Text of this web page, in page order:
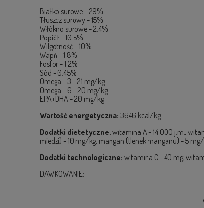
Białko surowe - 29%
Tłuszcz surowy - 15%
Włókno surowe - 2.4%
Popiół - 10.5%
Wilgotność - 10%
Wapń - 1.8%
Fosfor - 1.2%
Sód - 0.45%
Omega - 3 - 21 mg/kg
Omega - 6 - 20 mg/kg
EPA+DHA - 20 mg/kg
Wartość energetyczna: 3646 kcal/kg
Dodatki dietetyczne: witamina A - 14 000 j.m.,
miedzi) - 10 mg/kg, mangan (tlenek manganu) - 5
Dodatki technologiczne: witamina C - 40 mg,
DAWKOWANIE: